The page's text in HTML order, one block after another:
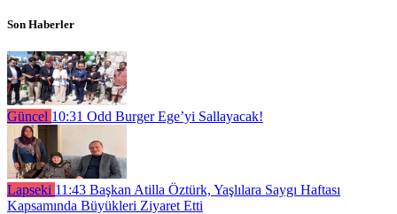
Son Haberler
Güncel 10:31 Odd Burger Ege’yi Sallayacak!
Lapseki 11:43 Başkan Atilla Öztürk, Yaşlılara Saygı Haftası
Kapsamında Büyükleri Ziyaret Etti